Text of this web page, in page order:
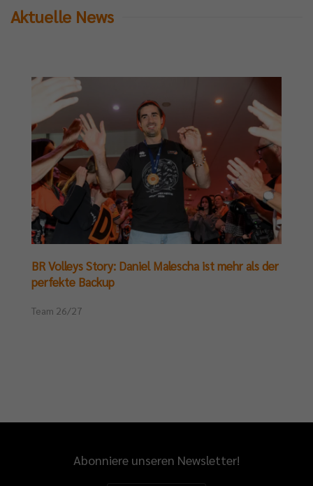
Aktuelle News
BR Volleys Story: Daniel Malescha ist mehr als der
perfekte Backup
Team 26/27
Abonniere unseren Newsletter!